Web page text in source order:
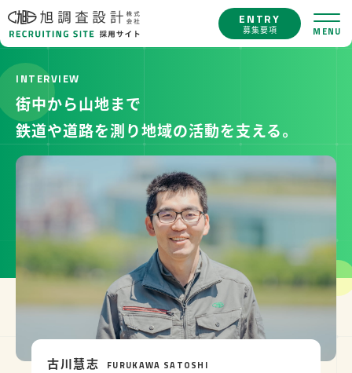
MENU
募集要項
街中から山地まで
鉄道や道路を測り地域の活動を支える。
古川慧志 FURUKAWA SATOSHI